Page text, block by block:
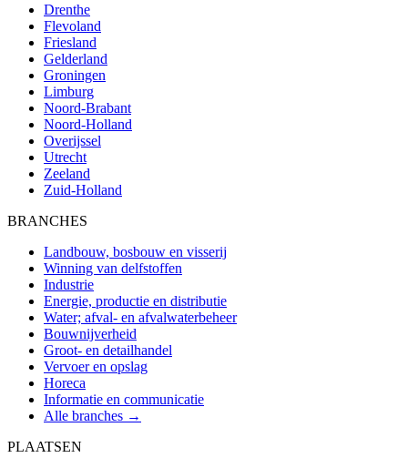
Drenthe
Flevoland
Friesland
Gelderland
Groningen
Limburg
Noord-Brabant
Noord-Holland
Overijssel
Utrecht
Zeeland
Zuid-Holland
BRANCHES
Landbouw, bosbouw en visserij
Winning van delfstoffen
Industrie
Energie, productie en distributie
Water; afval- en afvalwaterbeheer
Bouwnijverheid
Groot- en detailhandel
Vervoer en opslag
Horeca
Informatie en communicatie
Alle branches →
PLAATSEN